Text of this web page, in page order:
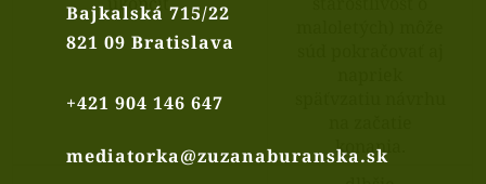
konania.
Bajkalská 715/22
821 09 Bratislava
+421 904 146 647
mediatorka@zuzanaburanska.sk